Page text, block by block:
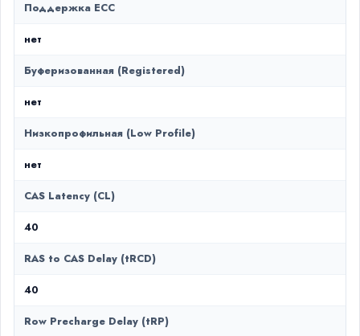
Поддержка ECC
нет
Буферизованная (Registered)
нет
Низкопрофильная (Low Profile)
нет
CAS Latency (CL)
40
RAS to CAS Delay (tRCD)
40
Row Precharge Delay (tRP)